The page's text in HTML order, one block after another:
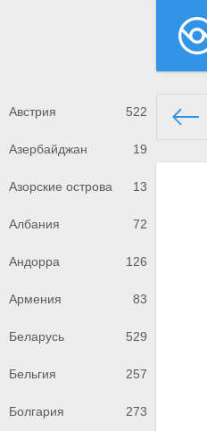
Австрия 522
Азербайджан 19
Азорские острова 13
Албания 72
Андорра 126
Армения 83
Беларусь 529
Бельгия 257
Болгария 273